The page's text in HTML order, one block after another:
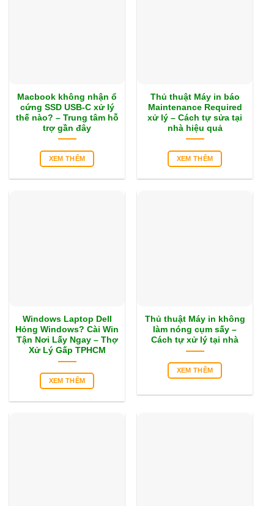
Macbook không nhận ổ
cứng SSD USB-C xử lý
thế nào? – Trung tâm hỗ
trợ gần đây
XEM THÊM
Thủ thuật Máy in báo
Maintenance Required
xử lý – Cách tự sửa tại
nhà hiệu quả
XEM THÊM
Windows Laptop Dell
Hỏng Windows? Cài Win
Tận Nơi Lấy Ngay – Thợ
Xử Lý Gấp TPHCM
XEM THÊM
Thủ thuật Máy in không
làm nóng cụm sấy –
Cách tự xử lý tại nhà
XEM THÊM